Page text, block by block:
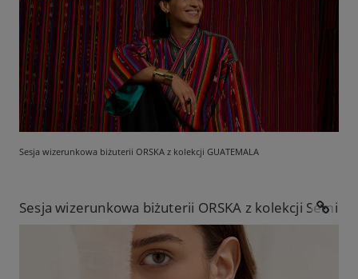
Sesja wizerunkowa biżuterii ORSKA z kolekcji GUATEMALA
Sesja wizerunkowa biżuterii ORSKA z kolekcji Semios